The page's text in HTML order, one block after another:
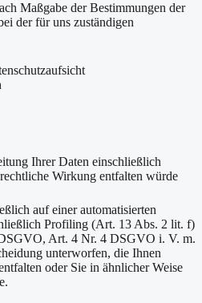
Maßgabe der Bestimmungen der
der für uns zuständigen
Ihrer Daten einschließlich
Wirkung entfalten würde
auf einer automatisierten
Profiling (Art. 13 Abs. 2 lit. f)
Art. 4 Nr. 4 DSGVO i. V. m.
unterworfen, die Ihnen
oder Sie in ähnlicher Weise